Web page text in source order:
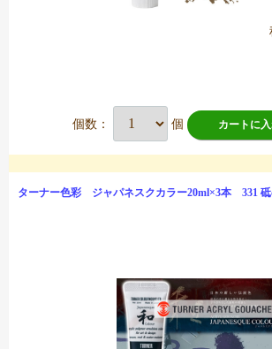
個数： 個 カートに
ターナー色彩 ジャパネスクカラー20ml×3本 331